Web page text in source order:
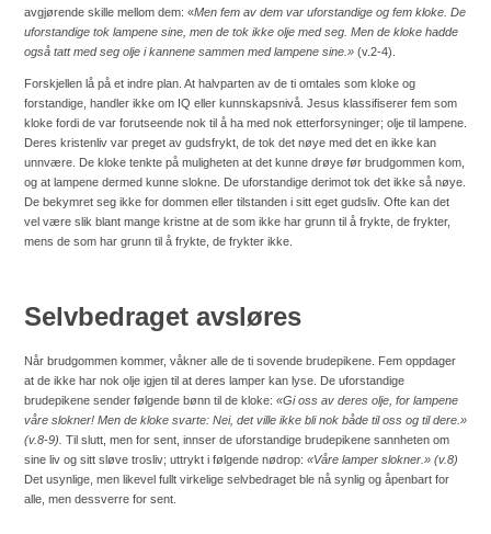
avgjørende skille mellom dem: «Men fem av dem var uforstandige og fem kloke. De
uforstandige tok lampene sine, men de tok ikke olje med seg. Men de kloke hadde
også tatt med seg olje i kannene sammen med lampene sine.» (v.2-4).
Forskjellen lå på et indre plan. At halvparten av de ti omtales som kloke og
forstandige, handler ikke om IQ eller kunnskapsnivå. Jesus klassifiserer fem som
kloke fordi de var forutseende nok til å ha med nok etterforsyninger; olje til lampene.
Deres kristenliv var preget av gudsfrykt, de tok det nøye med det en ikke kan
unnvære. De kloke tenkte på muligheten at det kunne drøye før brudgommen kom,
og at lampene dermed kunne slokne. De uforstandige derimot tok det ikke så nøye.
De bekymret seg ikke for dommen eller tilstanden i sitt eget gudsliv. Ofte kan det
vel være slik blant mange kristne at de som ikke har grunn til å frykte, de frykter,
mens de som har grunn til å frykte, de frykter ikke.
Selvbedraget avsløres
Når brudgommen kommer, våkner alle de ti sovende brudepikene. Fem oppdager
at de ikke har nok olje igjen til at deres lamper kan lyse. De uforstandige
brudepikene sender følgende bønn til de kloke: «Gi oss av deres olje, for lampene
våre slokner! Men de kloke svarte: Nei, det ville ikke bli nok både til oss og til dere.»
(v.8-9). Til slutt, men for sent, innser de uforstandige brudepikene sannheten om
sine liv og sitt sløve trosliv; uttrykt i følgende nødrop: «Våre lamper slokner.» (v.8)
Det usynlige, men likevel fullt virkelige selvbedraget ble nå synlig og åpenbart for
alle, men dessverre for sent.